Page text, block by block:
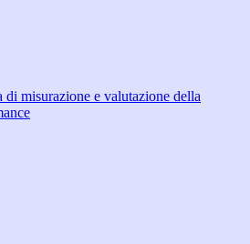
di misurazione e valutazione della